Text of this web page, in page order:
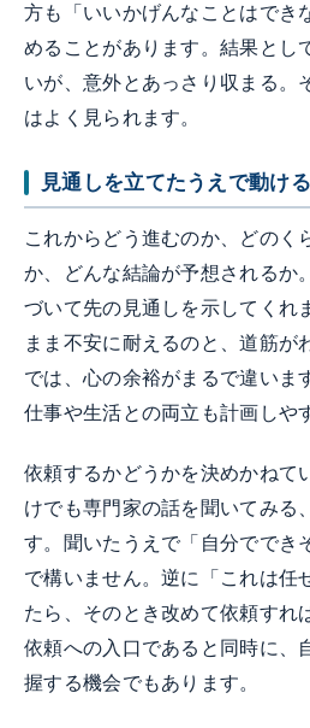
方も「いいかげんなことはでき
めることがあります。結果とし
いが、意外とあっさり収まる。
はよく見られます。
見通しを立てたうえで動ける
これからどう進むのか、どのく
か、どんな結論が予想されるか
づいて先の見通しを示してくれ
まま不安に耐えるのと、道筋が
では、心の余裕がまるで違いま
仕事や生活との両立も計画しや
依頼するかどうかを決めかねて
けでも専門家の話を聞いてみる
す。聞いたうえで「自分ででき
で構いません。逆に「これは任
たら、そのとき改めて依頼すれ
依頼への入口であると同時に、
握する機会でもあります。